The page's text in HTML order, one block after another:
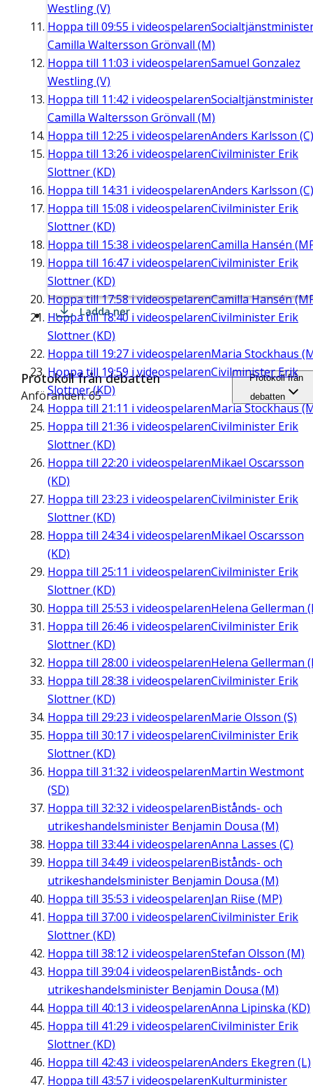
Westling (V)
Hoppa till 09:55 i videospelaren
Camilla Waltersson Grönvall (M)
Hoppa till 11:03 i videospelarenSamuel Gonzalez
Westling (V)
Hoppa till 11:42 i videospelaren
Camilla Waltersson Grönvall (M)
Hoppa till 12:25 i videospelarenAnders Karlsson (C)
Hoppa till 13:26 i videospelarenCivilminister Erik
Slottner (KD)
Hoppa till 14:31 i videospelarenAnders Karlsson (C)
Hoppa till 15:08 i videospelarenCivilminister Erik
Slottner (KD)
Hoppa till 15:38 i videospelarenCamilla Hansén
Hoppa till 16:47 i videospelarenCivilminister Erik
Slottner (KD)
Hoppa till17:58i videospelarenCamilla Hansén
Hoppa till18:40 i videospelarenCivilminister Erik
Slottner (KD)
Hoppa till 19:27 i videospelarenMaria Stockhaus
Hoppa till 19:59 i videospelarenCivilminister Erik
Slottner (KD)
Hoppa till 21:11 i videospelarenMaria Stockhaus
Hoppa till 21:36 i videospelarenCivilminister Erik
Slottner (KD)
Hoppa till 22:20 i videospelarenMikael Oscarsson
(KD)
Hoppa till 23:23 i videospelarenCivilminister Erik
Slottner (KD)
Hoppa till 24:34i videospelarenMikael Oscarsson
(KD)
Hoppa till 25:11 i videospelarenCivilminister Erik
Slottner (KD)
Hoppa till 25:53 i videospelarenHelena Gellerman
Hoppa till 26:46 i videospelarenCivilminister Erik
Slottner (KD)
Hoppa till 28:00 i videospelarenHelena Gellerman
Hoppa till 28:38 i videospelarenCivilminister Erik
Slottner (KD)
Hoppa till 29:23 i videospelarenMarie Olsson (S)
Hoppa till 30:17 i videospelarenCivilminister Erik
Slottner (KD)
Hoppa till 31:32 i videospelarenMartin Westmont
(SD)
Hoppa till 32:32 i videospelarenBistånds- och
utrikeshandelsminister Benjamin Dousa (M)
Hoppa till 33:44i videospelarenAnna Lasses (C)
Hoppa till 34:49 i videospelarenBistånds- och
utrikeshandelsminister Benjamin Dousa (M)
Hoppa till 35:53 i videospelarenJan Riise (MP)
Hoppa till 37:00 i videospelarenCivilminister Erik
Slottner (KD)
Hoppa till 38:12 i videospelarenStefan Olsson (M)
Hoppa till 39:04i videospelarenBistånds- och
utrikeshandelsminister Benjamin Dousa (M)
Hoppa till 40:13 i videospelarenAnna Lipinska (KD)
Hoppa till 41:29 i videospelarenCivilminister Erik
Slottner (KD)
Hoppa till 42:43 i videospelarenAnders Ekegren (L)
Hoppa till 43:57 i videospelarenKulturminister
Ladda ner
Protokoll från debatten
Anföranden: 65
Protokoll från
debatten